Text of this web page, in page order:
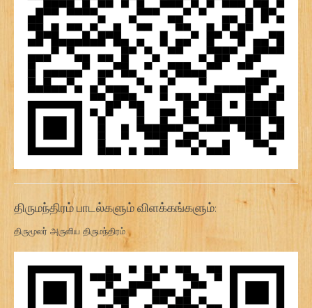
திருமந்திரம் பாடல்களும் விளக்கங்களும்:
திருமூலர் அருளிய திருமந்திரம்